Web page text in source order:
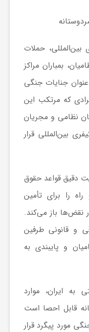
بین‌المللی، حملات
بمباران مراکز
جنایات جنگی
که مرتکب این
نظامی و مجریان
بین‌المللی قرار
دقیق قواعد حقوق
را برای تأمین
نقض‌ها باز می‌کند.
و قانونی طرفین
و پایبندی به
به ایران، موارد
قابل احصا است
مورد پیگرد قرار